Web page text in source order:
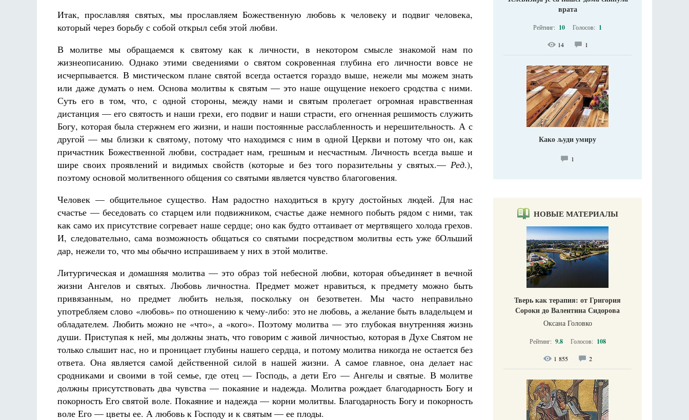
Итак, прославляя святых, мы прославляем Божественную любовь к человеку и подвиг человека,
который через борьбу с собой открыл себя этой любви.
В молитве мы обращаемся к святому как к личности, в некотором смысле знакомой нам по
жизнеописанию. Однако этими сведениями о святом сокровенная глубина его личности вовсе не
исчерпывается. В мистическом плане святой всегда остается гораздо выше, нежели мы можем знать
или даже думать о нем. Основа молитвы к святым — это наше ощущение некоего сродства с ними.
Суть его в том, что, с одной стороны, между нами и святым пролегает огромная нравственная
дистанция — его святость и наши грехи, его подвиг и наши страсти, его огненная решимость служить
Богу, которая была стержнем его жизни, и наши постоянные расслабленность и нерешительность. А с
другой — мы близки к святому, потому что находимся с ним в одной Церкви и потому что он, как
причастник Божественной любви, сострадает нам, грешным и несчастным. Личность всегда выше и
шире своих проявлений и видимых свойств (которые и без того поразительны у святых.— Ред.),
поэтому основой молитвенного общения со святыми является чувство благоговения.
Человек — общительное существо. Нам радостно находиться в кругу достойных людей. Для нас
счастье — беседовать со старцем или подвижником, счастье даже немного побыть рядом с ними, так
как само их присутствие согревает наше сердце; оно как будто оттаивает от мертвящего холода грехов.
И, следовательно, сама возможность общаться со святыми посредством молитвы есть уже бОльший
дар, нежели то, что мы обычно испрашиваем у них в этой молитве.
Литургическая и домашняя молитва — это образ той небесной любви, которая объединяет в вечной
жизни Ангелов и святых. Любовь личностна. Предмет может нравиться, к предмету можно быть
привязанным, но предмет любить нельзя, поскольку он безответен. Мы часто неправильно
употребляем слово «любовь» по отношению к чему-либо: это не любовь, а желание быть владельцем и
обладателем. Любить можно не «что», а «кого». Поэтому молитва — это глубокая внутренняя жизнь
души. Приступая к ней, мы должны знать, что говорим с живой личностью, которая в Духе Святом не
только слышит нас, но и проницает глубины нашего сердца, и потому молитва никогда не остается без
ответа. Она является самой действенной силой в нашей жизни. А самое главное, она делает нас
сродниками и своими в той семье, где отец — Господь, а дети Его — Ангелы и святые. В молитве
должны присутствовать два чувства — покаяние и надежда. Молитва рождает благодарность Богу и
покорность Его святой воле. Покаяние и надежда — корни молитвы. Благодарность Богу и покорность
воле Его — цветы ее. А любовь к Господу и к святым — ее плоды.
врата
Рейтинг: 10 Голосов: 1
14 1
Како људи умиру
1
НОВЫЕ МАТЕРИАЛЫ
Тверь как терапия: от Григория
Сороки до Валентина Сидорова
Оксана Головко
Рейтинг: 9.8 Голосов: 108
1 855 2